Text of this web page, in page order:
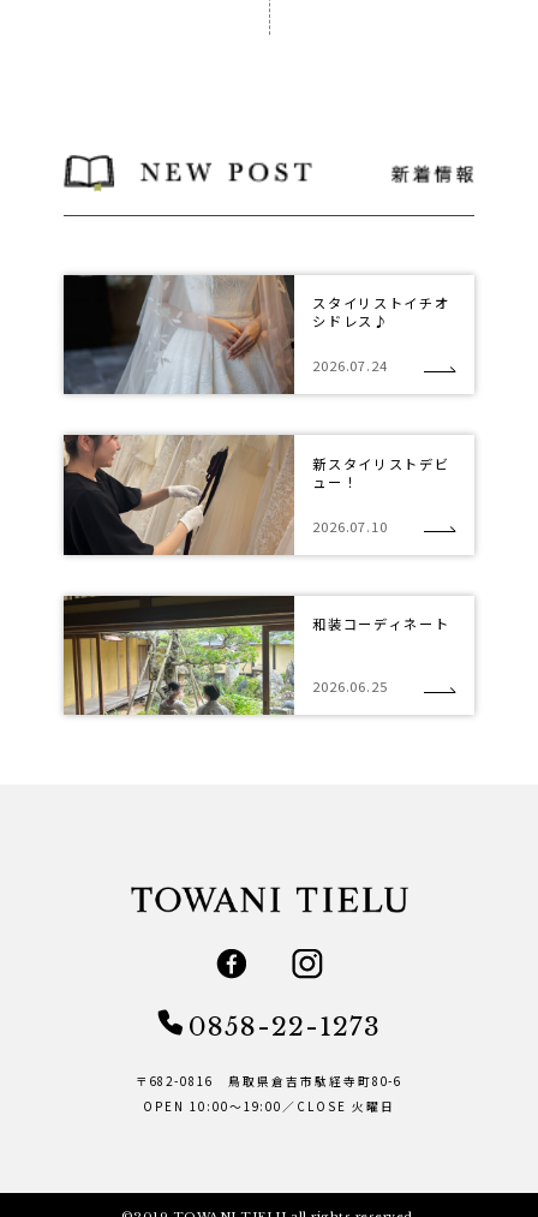
スタイリストイチオ
シドレス♪
2026.07.24
新スタイリストデビ
ュー！
2026.07.10
和装コーディネート
2026.06.25
0858-22-1273
〒682-0816 鳥取県倉吉市駄経寺町80-6
OPEN 10:00～19:00／CLOSE 火曜日